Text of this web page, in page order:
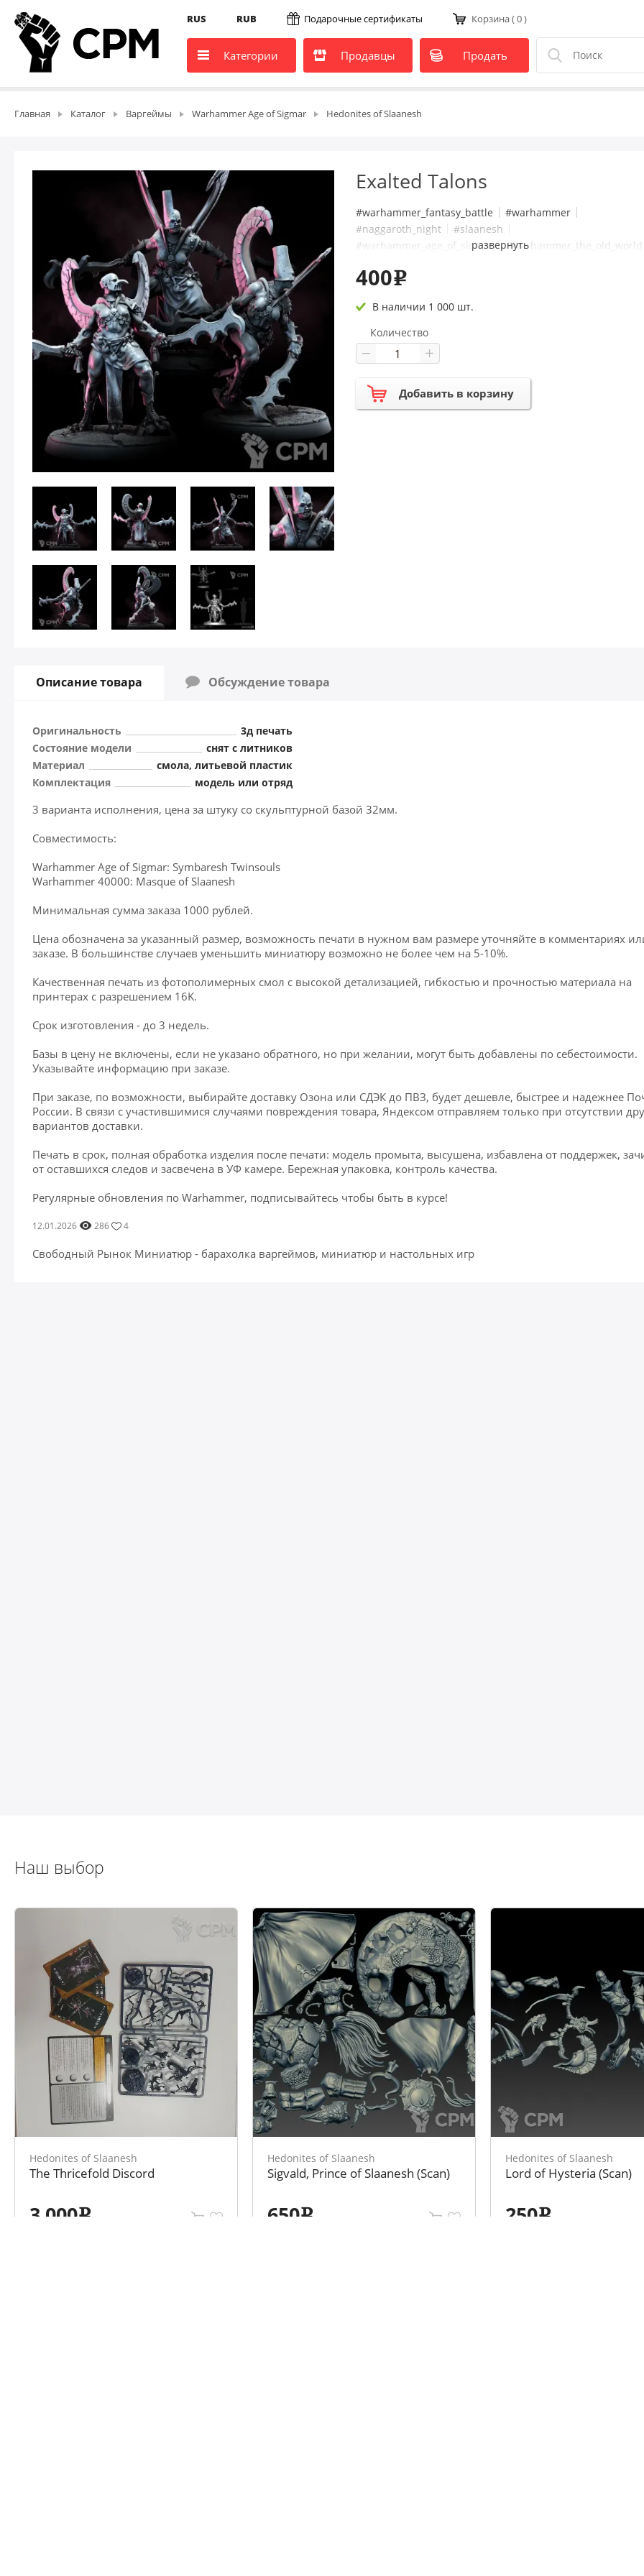
RUS RUB Подарочные сертификаты Корзина( 0 )
Категории Продавцы Продать
Главная Каталог Варгеймы Warhammer Age of Sigmar Hedonites of Slaanesh
Exalted Talons
#warhammer_fantasy_battle
#warhammer
#naggaroth_night
#slaanesh
#warhammer_age_of_sigmar
#warhammer_the_old_world
#hedonites_of_slaanesh
развернуть
400e
В наличии 1 000 шт.
Количество
Добавить в корзину
Описание товара Обсуждение товара
Оригинальность
3д печать
Состояние модели
снят с литников
Материал
смола, литьевой пластик
Комплектация
модель или отряд
3 варианта исполнения, цена за штуку со скульптурной базой 32мм.
Совместимость:
Warhammer Age of Sigmar: Symbaresh Twinsouls
Warhammer 40000: Masque of Slaanesh
Минимальная сумма заказа 1000 рублей.
Цена обозначена за указанный размер, возможность печати в нужном вам размере уточняйте в комментариях
заказе. В большинстве случаев уменьшить миниатюру возможно не более чем на 5-10%.
Качественная печaть из фотoпoлимepныx смол с высокoй детaлизацией, гибкостью и прочностью материала на
принтерах с разрешением 16K.
Срок изготовления - до 3 недель.
Базы в цену не включены, если не указано обратного, но при желании, могут быть добавлены по себестоимости.
Указывайте информацию при заказе.
При заказе, по возможности, выбирайте доставку Озона или СДЭК до ПВЗ, будет дешевле, быстрее и надежнее
России. В связи с участившимися случаями повреждения товара, Яндексом отправляем только при отсутствии
вариантов доставки.
Печать в срок, полная обработка изделия после печати: модель промыта, высушена, избавлена от поддержек,
от оставшихся следов и засвечена в УФ камере. Бережная упаковка, контроль качества.
Регулярные обновления по Warhammer, подписывайтесь чтобы быть в курсе!
12.01.2026 286 4
Свободный Рынок Миниатюр - барахолка варгеймов, миниатюр и настольных игр
Наш выбор
Hedonites of Slaanesh
The Thricefold Discord
3 000e
Hedonites of Slaanesh
Sigvald, Prince of Slaanesh (Scan)
650e
Hedonites of Slaanesh
Lord of Hysteria (Scan)
250e